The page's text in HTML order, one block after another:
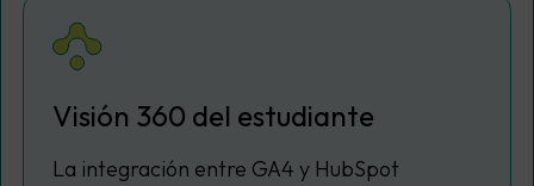
Visión 360 del estudiante
La integración entre GA4 y HubSpot